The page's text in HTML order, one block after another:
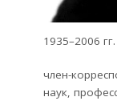
1935–2006 гг.
член-
наук,